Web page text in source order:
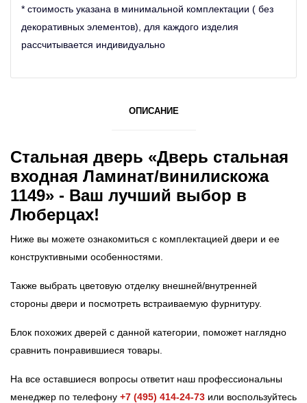
* стоимость указана в минимальной комплектации ( без
декоративных элементов), для каждого изделия
рассчитывается индивидуально
ОПИСАНИЕ
Стальная дверь «Дверь стальная
входная Ламинат/винилискожа
1149» - Ваш лучший выбор в
Люберцах!
Ниже вы можете ознакомиться с комплектацией двери и ее
конструктивными особенностями.
Также выбрать цветовую отделку внешней/внутренней
стороны двери и посмотреть встраиваемую фурнитуру.
Блок похожих дверей с данной категории, поможет наглядно
сравнить понравившиеся товары.
На все оставшиеся вопросы ответит наш профессиональны
менеджер по телефону +7 (495) 414-24-73 или воспользуйтесь